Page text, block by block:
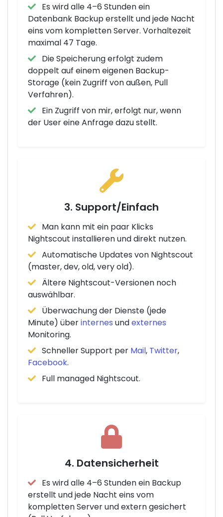
Es wird alle 4–6 Stunden ein
Datenbank Backup erstellt und jede Nacht
eins vom kompletten Server. Vorhaltezeit
maximal 47 Tage.
Die Speicherung erfolgt zudem
doppelt auf einem eigenen Backup-
Storage (kein Zugriff von außen, Pull
Verfahren).
Ein Zugriff von mir, erfolgt nur, wenn
der User eine Anfrage dazu stellt.
3. Support/Einfach
Man kann mit ein paar Klicks
Nightscout installieren und direkt nutzen.
Automatische Updates von Nightscout
(master, dev, old, very old).
Ältere Nightscout-Versionen noch
auswählbar.
Überwachung der Dienste (jede
Minute) überinternes undexternes
Monitoring.
Schneller Support per Mail, Twitter,
Facebook.
Full managed Nightscout.
4. Datensicherheit
Es wird alle 4–6 Stunden ein Backup
erstellt und jede Nacht eins vom
kompletten Server und extern gesichert